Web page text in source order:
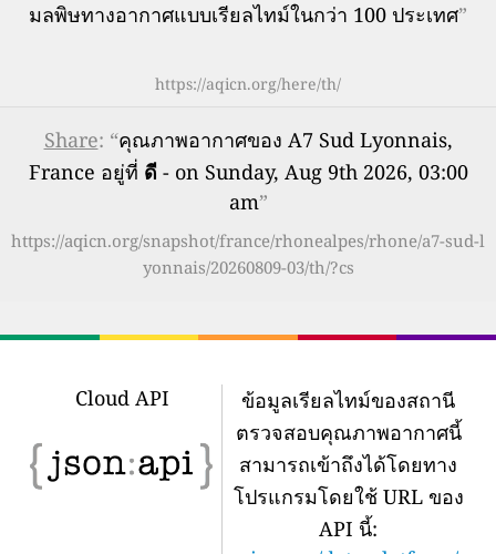
มลพิษทางอากาศแบบเรียลไทม์ในกว่า 100 ประเทศ”
https://aqicn.org/here/th/
Share: “คุณภาพอากาศของ A7 Sud Lyonnais,
France อยู่ที่ ดี- on Sunday, Aug 9th 2026, 03:00
am”
https://aqicn.org/snapshot/france/rhonealpes/rhone/a7-sud-l
yonnais/20260809-03/th/?cs
Cloud API
ข้อมูลเรียลไทม์ของสถานี
ตรวจสอบคุณภาพอากาศนี้
สามารถเข้าถึงได้โดยทาง
โปรแกรมโดยใช้ URL ของ
API นี้: